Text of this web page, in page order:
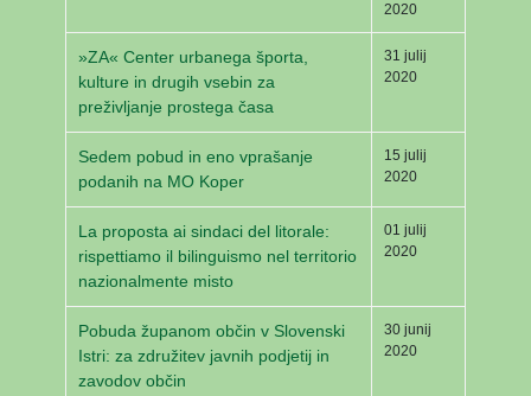
2020
»ZA« Center urbanega športa,
kulture in drugih vsebin za
preživljanje prostega časa
31 julij
2020
Sedem pobud in eno vprašanje
podanih na MO Koper
15 julij
2020
La proposta ai sindaci del litorale:
rispettiamo il bilinguismo nel territorio
nazionalmente misto
01 julij
2020
Pobuda županom občin v Slovenski
Istri: za združitev javnih podjetij in
zavodov občin
30 junij
2020